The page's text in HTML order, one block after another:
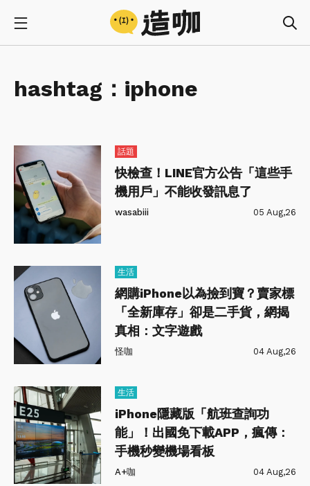
hashtag： iphone
話題
快檢查！LINE官方公告「這些手
機用戶」不能收發訊息了
wasabiii 05 Aug,26
生活
網購iPhone以為撿到寶？賣家標
「全新庫存」卻是二手貨，網揭
真相：文字遊戲
怪咖 04 Aug,26
生活
iPhone隱藏版「航班查詢功
能」！出國免下載APP，瘋傳：
手機秒變機場看板
A+咖 04 Aug,26